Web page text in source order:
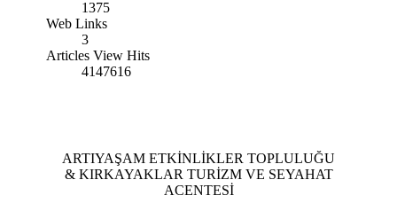
1375
Web Links
3
Articles View Hits
4147616
ARTIYAŞAM ETKİNLİKLER TOPLULUĞU
& KIRKAYAKLAR TURİZM VE SEYAHAT
ACENTESİ